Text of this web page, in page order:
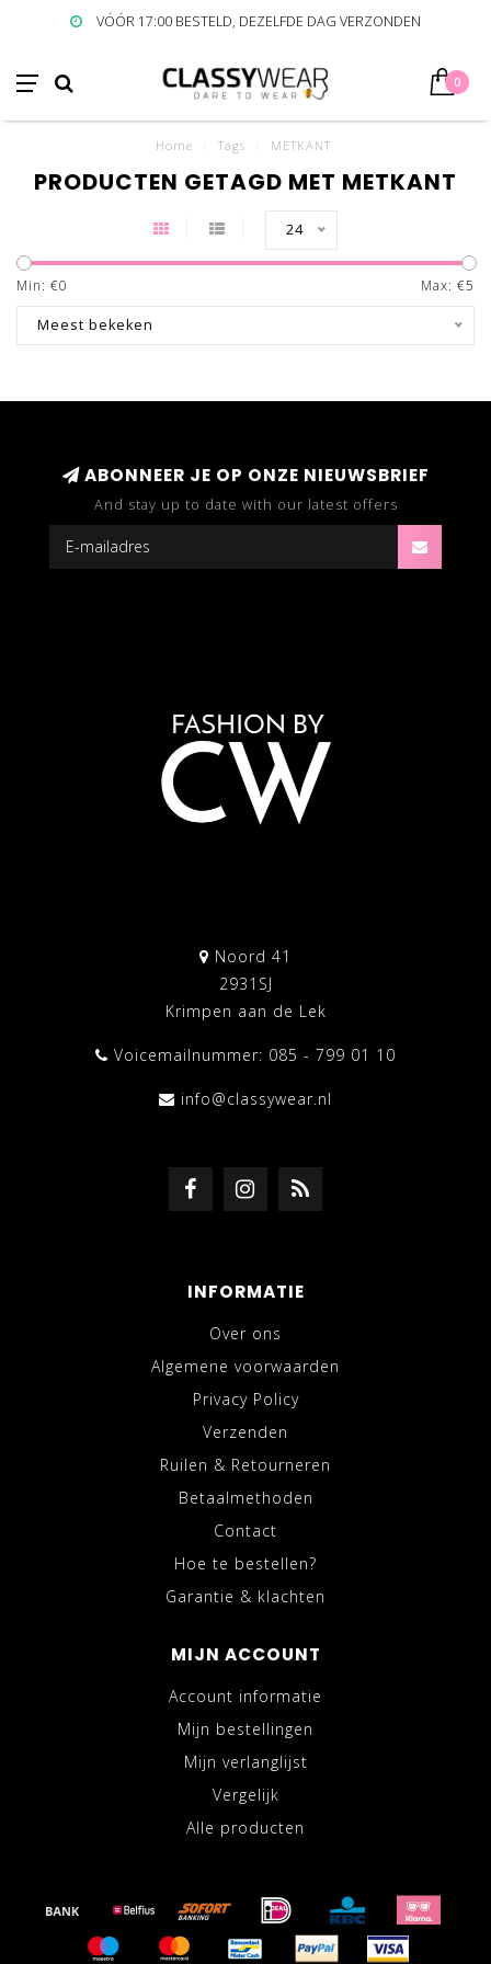
VÓÓR 17:00 BESTELD, DEZELFDE DAG VERZONDEN
0
Home Tags METKANT
PRODUCTEN GETAGD MET METKANT
24
Min: €0 Max: €5
Meest bekeken
ABONNEER JE OP ONZE NIEUWSBRIEF
And stay up to date with our latest offers
Noord 41
2931SJ
Krimpen aan de Lek
Voicemailnummer: 085 - 799 01 10
info@classywear.nl
INFORMATIE
Over ons
Algemene voorwaarden
Privacy Policy
Verzenden
Ruilen & Retourneren
Betaalmethoden
Contact
Hoe te bestellen?
Garantie & klachten
MIJN ACCOUNT
Account informatie
Mijn bestellingen
Mijn verlanglijst
Vergelijk
Alle producten